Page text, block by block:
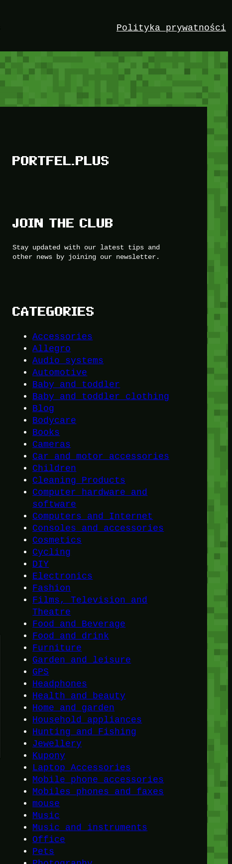
Polityka prywatności
PORTFEL.PLUS
JOIN THE CLUB
Stay updated with our latest tips and
other news by joining our newsletter.
CATEGORIES
Accessories
Allegro
Audio systems
Automotive
Baby and toddler
Baby and toddler clothing
Blog
Bodycare
Books
Cameras
Car and motor accessories
Children
Cleaning Products
Computer hardware and
software
Computers and Internet
Consoles and accessories
Cosmetics
Cycling
DIY
Electronics
Fashion
Films, Television and
Theatre
Food and Beverage
Food and drink
Furniture
Garden and leisure
GPS
Headphones
Health and beauty
Home and garden
Household appliances
Hunting and Fishing
Jewellery
Kupony
Laptop Accessories
Mobile phone accessories
Mobiles phones and faxes
mouse
Music
Music and instruments
Office
Pets